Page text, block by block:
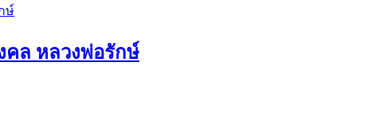
คล หลวงพ่อรักษ์